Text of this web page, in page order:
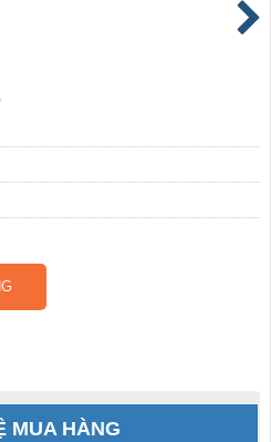
MUA HÀNG